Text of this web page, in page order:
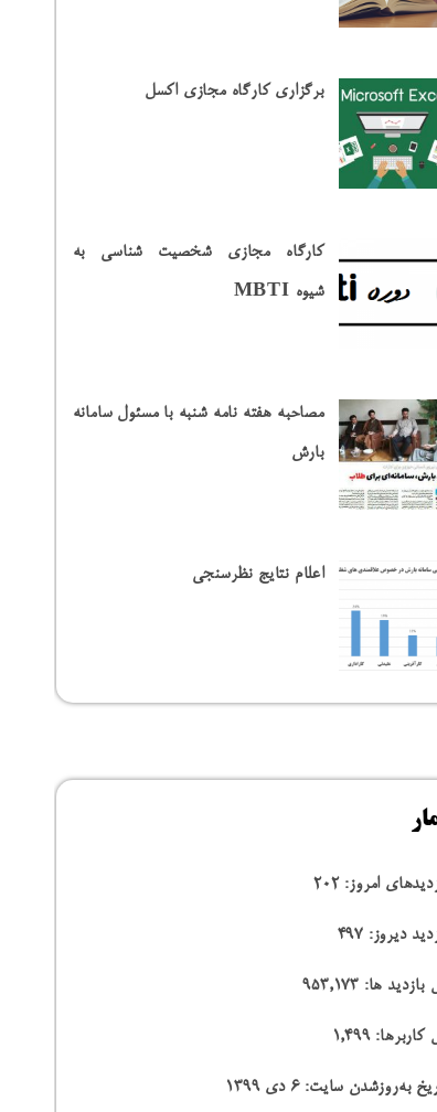
برگزاری کارگاه مجازی اکسل
کارگاه مجازی شخصیت شناسی به
شیوه MBTI
مصاحبه هفته نامه شنبه با مسئول سامانه
بارش
اعلام نتایج نظرسنجی
امروز:202
دیروز: 497
بازدید ها: 953,173
کاربرها:1,499
به‌روزشدن سایت:۶ دی ۱۳۹۹